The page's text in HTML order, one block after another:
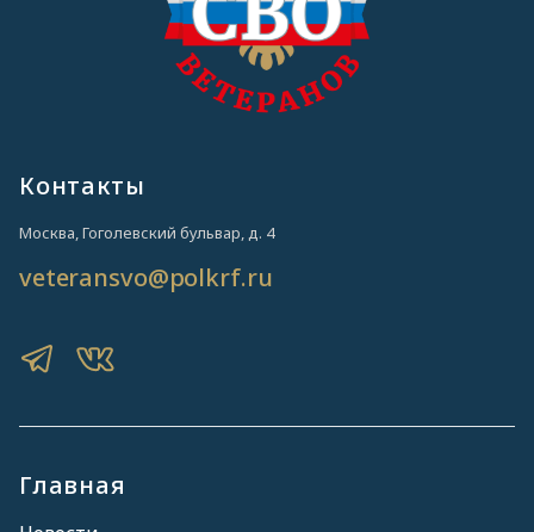
Главная
Контакты
Москва, Гоголевский бульвар, д. 4
veteransvo@polkrf.ru